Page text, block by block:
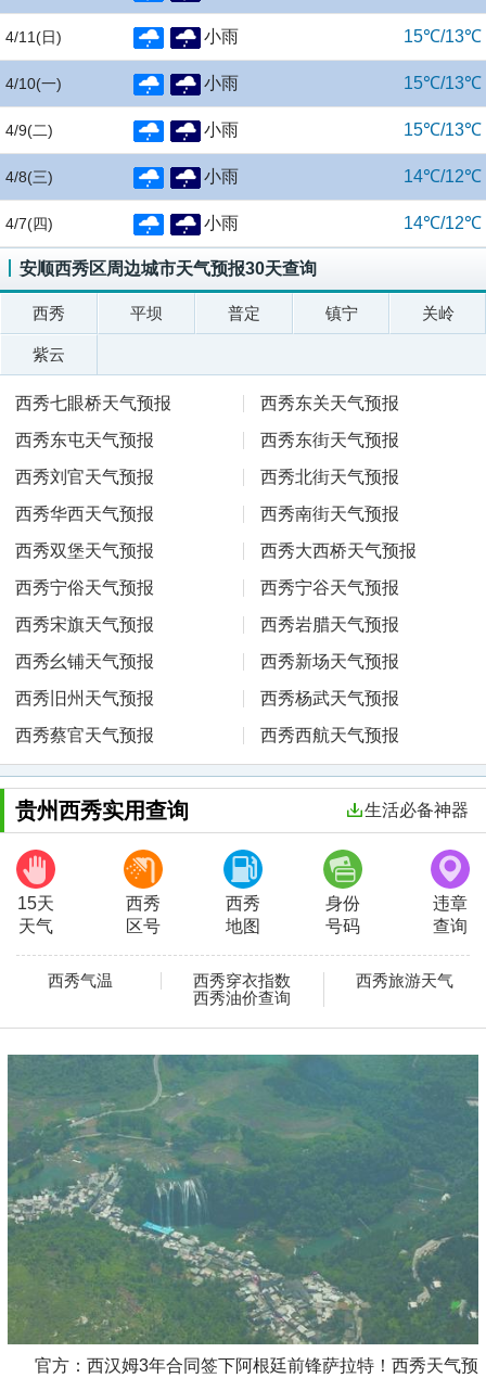
4/11 (日) 小雨 15℃/13℃
4/10(一) 小雨 15℃/13℃
4/9(二) 小雨 15℃/13℃
4/8(三) 小雨 14℃/12℃
4/7(四) 小雨 14℃/12℃
安顺西秀区周边城市天气预报30天查询
西秀 平坝 普定 镇宁 关岭
紫云
西秀七眼桥天气预报
西秀东关天气预报
西秀东屯天气预报
西秀东街天气预报
西秀刘官天气预报
西秀北街天气预报
西秀华西天气预报
西秀南街天气预报
西秀双堡天气预报
西秀大西桥天气预报
西秀宁俗天气预报
西秀宁谷天气预报
西秀宋旗天气预报
西秀岩腊天气预报
西秀幺铺天气预报
西秀新场天气预报
西秀旧州天气预报
西秀杨武天气预报
西秀蔡官天气预报
西秀西航天气预报
贵州西秀实用查询 生活必备神器
15天
天气
西秀
区号
西秀
地图
身份
号码
违章
查询
西秀气温 西秀穿衣指数
西秀旅游天气
西秀油价查询
官方：西汉姆3年合同签下阿根廷前锋萨拉特！西秀天气预